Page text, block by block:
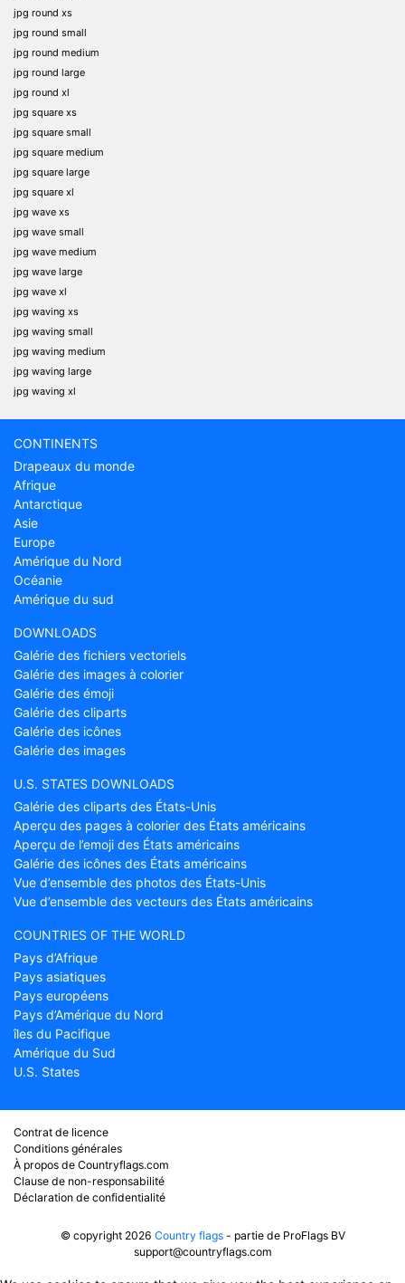
jpg round xs
jpg round small
jpg round medium
jpg round large
jpg round xl
jpg square xs
jpg square small
jpg square medium
jpg square large
jpg square xl
jpg wave xs
jpg wave small
jpg wave medium
jpg wave large
jpg wave xl
jpg waving xs
jpg waving small
jpg waving medium
jpg waving large
jpg waving xl
CONTINENTS
Drapeaux du monde
Afrique
Antarctique
Asie
Europe
Amérique du Nord
Océanie
Amérique du sud
DOWNLOADS
Galérie des fichiers vectoriels
Galérie des images à colorier
Galérie des émoji
Galérie des cliparts
Galérie des icônes
Galérie des images
U.S. STATES DOWNLOADS
Galérie des cliparts des États-Unis
Aperçu des pages à colorier des États américains
Aperçu de l’emoji des États américains
Galérie des icônes des États américains
Vue d’ensemble des photos des États-Unis
Vue d’ensemble des vecteurs des États américains
COUNTRIES OF THE WORLD
Pays d’Afrique
Pays asiatiques
Pays européens
Pays d’Amérique du Nord
îles du Pacifique
Amérique du Sud
U.S. States
Contrat de licence
Conditions générales
À propos de Countryflags.com
Clause de non-responsabilité
Déclaration de confidentialité
© copyright 2026 Country flags- partie de ProFlags BV
support@countryflags.com